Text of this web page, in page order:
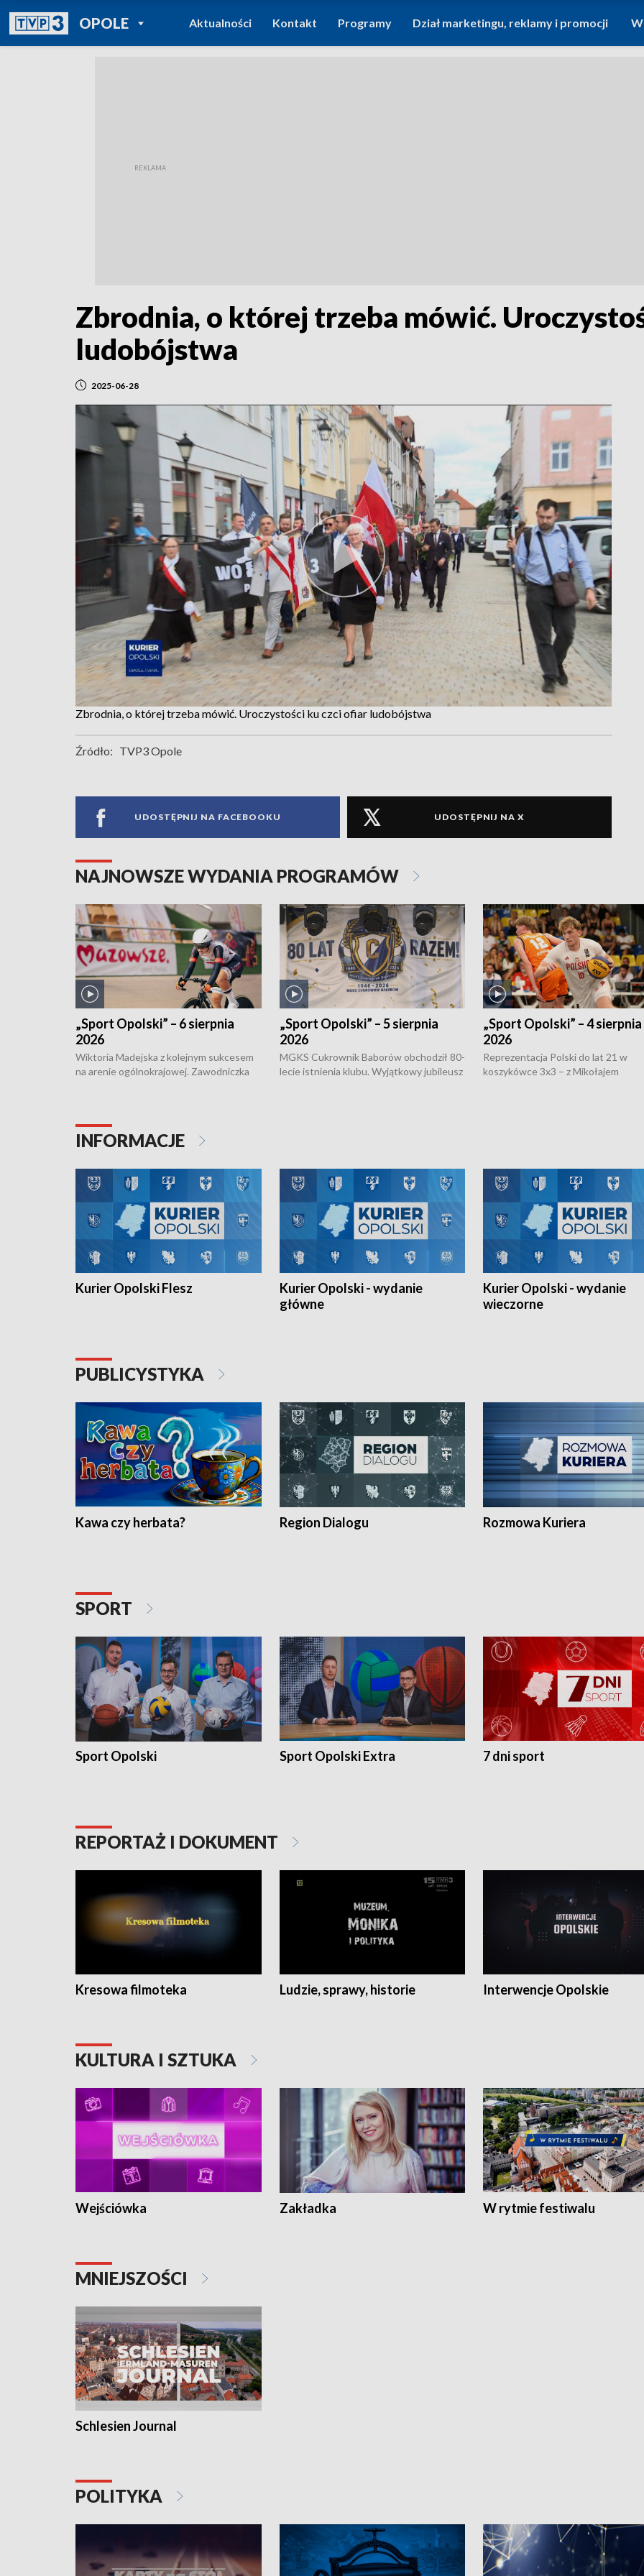
OPOLEPOWRÓT DO
TVP REGIONY
Aktualności Kontakt Programy Dział marketingu, reklamy i promocji
Zbrodnia, o której trzeba mówić.
ludobójstwa
2025-06-28
Zbrodnia, o której trzeba mówić. Uroczystości ku czci ofiar ludobójstwa
Źródło: TVP3 Opole
UDOSTĘPNIJ NA FACEBOOKU UDOSTĘPNIJ NA X
NAJNOWSZE WYDANIA PROGRAMÓW
„Sport Opolski” – 6 sierpnia
2026
Wiktoria Madejska z kolejnym sukcesem
na arenie ogólnokrajowej. Zawodniczka
torowym.
„Sport Opolski” – 5 sierpnia
2026
MGKS Cukrownik Baborów obchodził 80-
lecie istnienia klubu. Wyjątkowy jubileusz
„Sport Opolski” – 4 sierpnia
2026
Reprezentacja Polski do lat 21 w
koszykówce 3x3 – z Mikołajem
INFORMACJE
Kurier Opolski Flesz
Kurier Opolski - wydanie
główne
Kurier Opolski - wydanie
wieczorne
PUBLICYSTYKA
Kawa czy herbata? Region Dialogu Rozmowa Kuriera
SPORT
Sport Opolski Sport Opolski Extra 7 dni sport
REPORTAŻ I DOKUMENT
Kresowa filmoteka Ludzie, sprawy, historie Interwencje Opolskie
KULTURA I SZTUKA
Wejściówka Zakładka W rytmie festiwalu
MNIEJSZOŚCI
Schlesien Journal
POLITYKA